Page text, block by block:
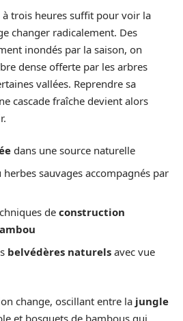
trois heures suffit pour voir la
changer radicalement. Des
inondés par la saison, on
dense offerte par les arbres
vallées. Reprendre sa
cascade fraîche devient alors
dans une source naturelle
sauvages accompagnés par
de construction
belvédères naturels avec vue
change, oscillant entre la jungle